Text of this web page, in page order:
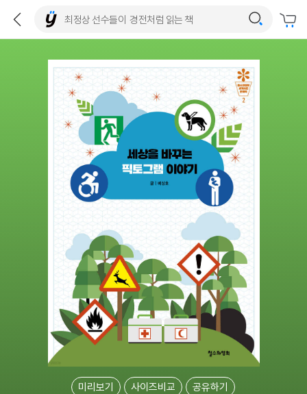
미리보기 사이즈비교 공유하기